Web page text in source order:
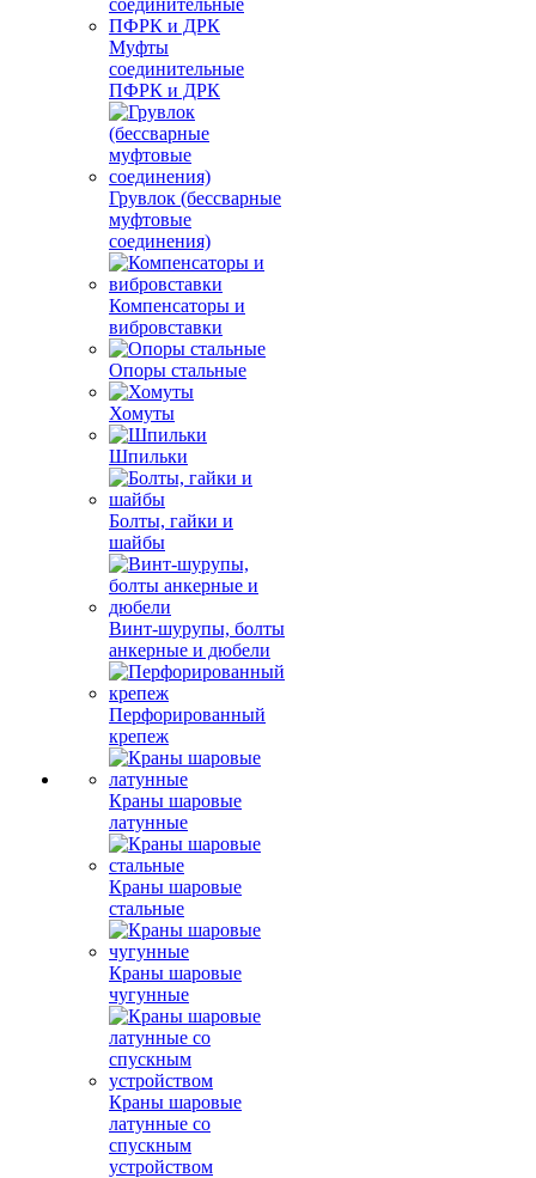
Муфты
соединительные
ПФРК и ДРК
Грувлок (бессварные
муфтовые
соединения)
Компенсаторы и
вибровставки
Опоры стальные
Хомуты
Шпильки
Болты, гайки и
шайбы
Винт-шурупы, болты
анкерные и дюбели
Перфорированный
крепеж
Краны шаровые
латунные
Краны шаровые
стальные
Краны шаровые
чугунные
Краны шаровые
латунные со
спускным
устройством